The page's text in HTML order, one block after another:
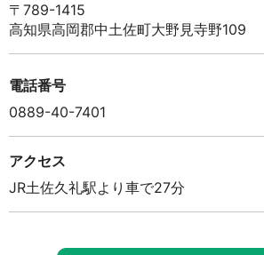
〒789-1415
高知県高岡郡中土佐町大野見寺野109
電話番号
0889-40-7401
アクセス
JR土佐久礼駅より車で27分